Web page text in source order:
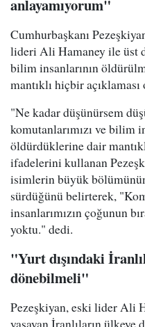
anlayamıyorum"
Cumhurbaşkanı
lideri Ali Hamaney ile üst
bilim insanlarının
mantıklı hiçbir açıklaması
"Ne kadar düşünürsem
komutanlarımızı ve bilim
öldürdüklerine dair
ifadelerini kullanan
isimlerin büyük
sürdüğünü belirterek,
insanlarımızın çoğunun
yoktu." dedi.
"Yurt dışındaki
dönebilmeli"
Pezeşkiyan, eski lider Ali
yaşayan İranlıların ülkeye